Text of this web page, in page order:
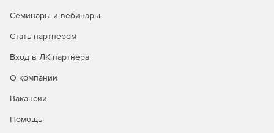
Семинары и вебинары
Стать партнером
Вход в ЛК партнера
О компании
Вакансии
Помощь